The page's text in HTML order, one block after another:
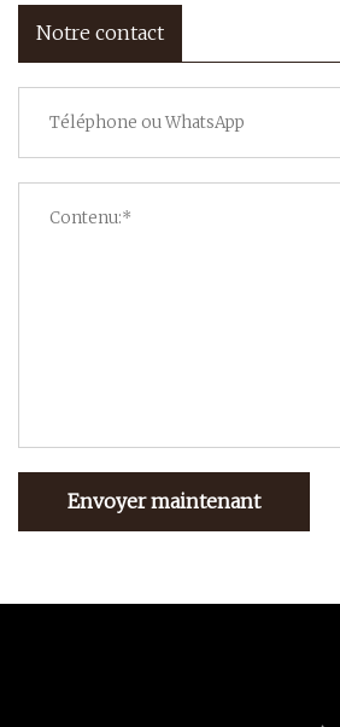
Notre contact
Envoyer maintenant